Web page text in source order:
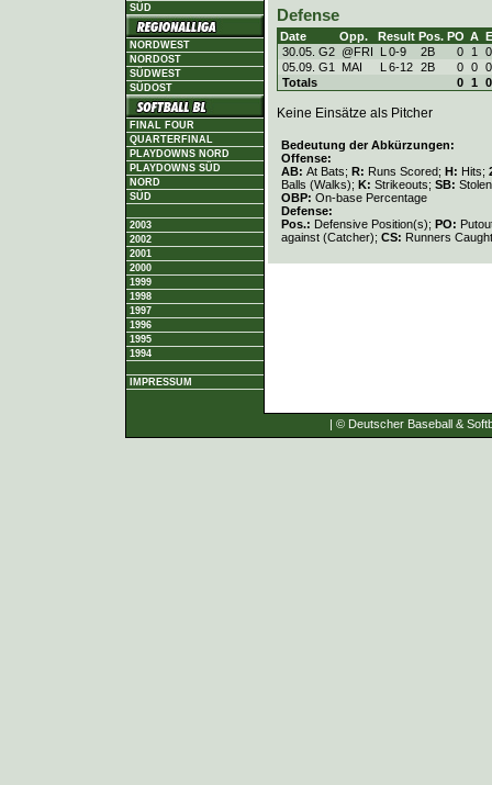
SÜD
NORDWEST
NORDOST
SÜDWEST
SÜDOST
FINAL FOUR
QUARTERFINAL
PLAYDOWNS NORD
PLAYDOWNS SÜD
NORD
SÜD
2003
2002
2001
2000
1999
1998
1997
1996
1995
1994
IMPRESSUM
Defense
Date Opp. Result Pos. PO A E
30.05. G2 @FRI L 0-9 2B 0 1
0
05.09. G1
MAI L 6-12 2B 0 0 0
Totals
0 1 0
Keine Einsätze als Pitcher
Bedeutung der Abkürzungen:
Offense:
AB: At Bats; R: Runs Scored; H: Hits;
Balls (Walks); K: Strikeouts; SB:
OBP: On-base Percentage
Defense:
Pos.: Defensive Position(s); PO:
against (Catcher); CS: Runners
| © Deutscher Baseball &